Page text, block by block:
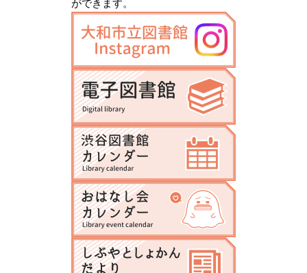
ができます。